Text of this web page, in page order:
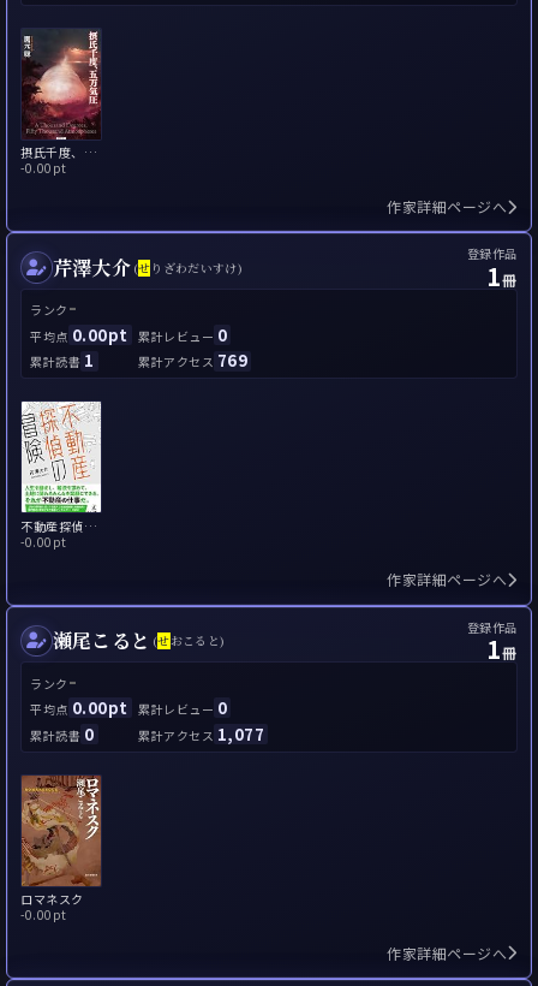
摂氏千度、五万気圧
-0.00pt
作家詳細ページへ
芹澤大介 (せ りざわだいすけ)
登録作品
1冊
ランク -
平均点 0.00pt 累計レビュー 0
累計読書 1 累計アクセス 769
不動産探偵の冒険
-0.00pt
作家詳細ページへ
瀬尾こると (せおこると)
登録作品
1冊
ランク -
平均点 0.00pt 累計レビュー 0
累計読書 0 累計アクセス 1,077
ロマネスク
-0.00pt
作家詳細ページへ